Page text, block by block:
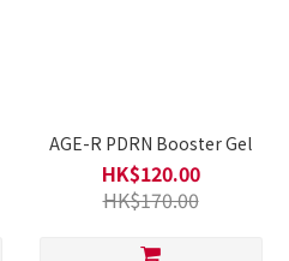
AGE-R PDRN Booster Gel
HK$120.00
HK$170.00